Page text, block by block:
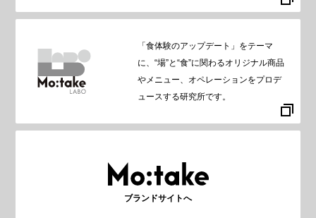
「食体験のアップデート」をテーマ
に、“場”と“食”に関わるオリジナル商品
やメニュー、オペレーションをプロデ
ュースする研究所です。
ブランドサイトへ